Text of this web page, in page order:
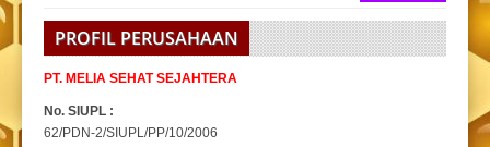
PROFIL PERUSAHAAN
PT. MELIA SEHAT SEJAHTERA
No. SIUPL :
62/PDN-2/SIUPL/PP/10/2006